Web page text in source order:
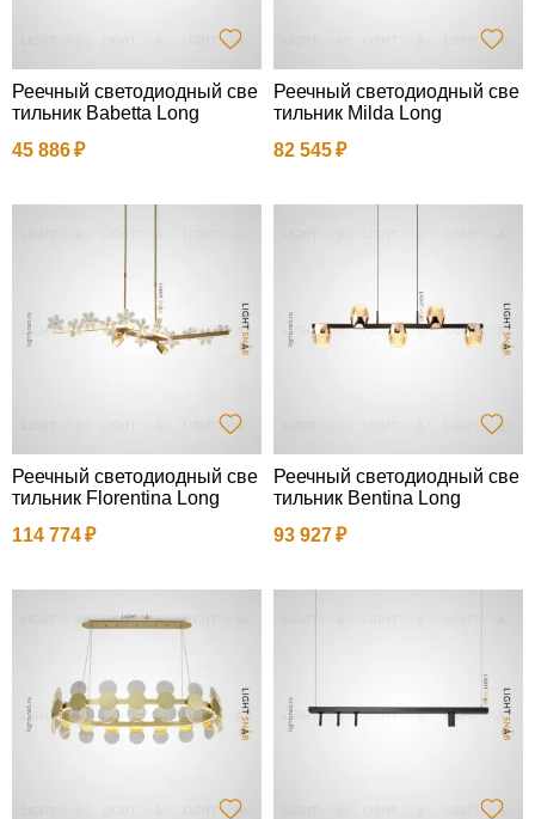
Реечный светодиодный све
тильник Babetta Long
45 886
Реечный светодиодный све
тильник Milda Long
82 545
Реечный светодиодный све
тильник Florentina Long
114 774
Реечный светодиодный све
тильник Bentina Long
93 927